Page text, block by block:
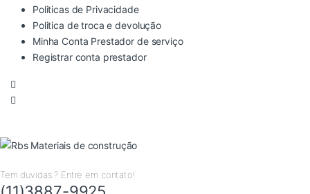
Politicas de Privacidade
Politica de troca e devolução
Minha Conta Prestador de serviço
Registrar conta prestador
Tem duvidas ? Entre em contato!